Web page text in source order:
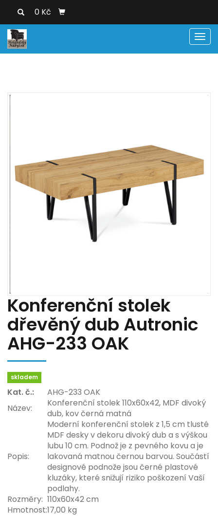
0 Kč
Konferenční stolek
dřevěný dub Autronic
AHG-233 OAK
skladem
Kat. č.:
AHG-233 OAK
Název:
Konferenční stolek 110x60x42, MDF divoký
dub, kov černá matná
Popis:
Moderní konferenční stolek z 1,5 cm tlusté
MDF desky v dekoru divoký dub a s výškou
lubu 10 cm. Podnož je z pevného kovu a je
lakovaná matnou černou barvou. Součástí
designové podnože jsou černé plastové
kluzáky, které snižují riziko poškození Vaší
podlahy.
Rozměry: 110x60x42 cm
Hmotnost:17,00 kg